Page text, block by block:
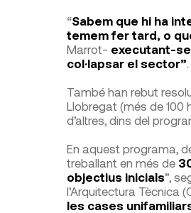
“Sabem que hi ha
temem fer tard, o
Marrot- executant-
col·lapsar el sector”.
També han rebut
Llobregat (més de 100
d’altres, dins del
En aquest programa,
treballant en més de
objectius inicials”,
l’Arquitectura Tècnica
les cases